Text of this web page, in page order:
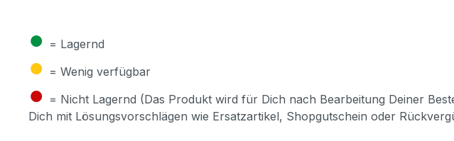
● = Lagernd
● = Wenig verfügbar
● = Nicht Lagernd (Das Produkt wird für Dich nach Bearbeitung Deiner
Dich mit Lösungsvorschlägen wie Ersatzartikel, Shopgutschein oder